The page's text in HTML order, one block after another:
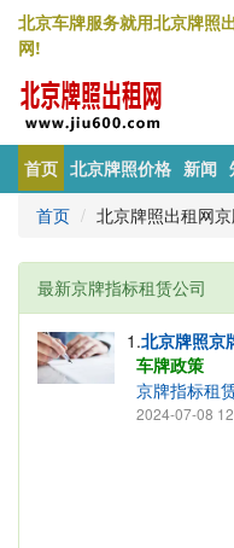
北京车牌服务就用北京牌照
网!
首页 北京牌照价格 新闻
首页
北京牌照出租网
最新京牌指标租赁公司
1.北京牌照京
车牌政策
京牌指标租
2024-07-08